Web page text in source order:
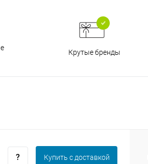
Крутые бренды
Купить c доставкой
% картой любого банка